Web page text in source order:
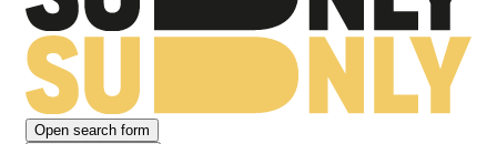
Open search form